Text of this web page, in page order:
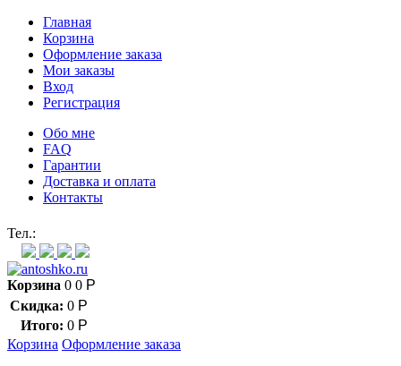
Главная
Корзина
Оформление заказа
Мои заказы
Вход
Регистрация
Обо мне
FAQ
Гарантии
Доставка и оплата
Контакты
Тел.:
Корзина 0 0 Р
Скидка: 0 Р
Итого: 0 Р
Корзина Оформление заказа